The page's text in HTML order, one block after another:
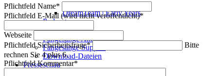
Saison 2003/04
DreamTeam | Early Years
Podcasts
Videos
Fangesänge Anti
Fangesänge Support
Download-Dateien
Presseschau
Pflichtfeld Name*
Pflichtfeld E-Mail (wird nicht veröffentlicht)*
Webseite
PflichtfeldSicherheitsfrage*
Bitte
rechnen Sie 4 plus 6.
PflichtfeldKommentar*